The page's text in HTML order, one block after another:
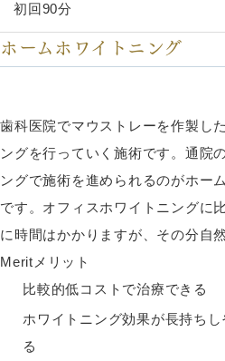
初回90分
ホームホワイトニング
歯科医院でマウストレーを作製し
ングを行っていく施術です。通院
ングで施術を進められるのがホー
です。オフィスホワイトニングに
に時間はかかりますが、その分自
Merit メリット
比較的低コストで治療できる
ホワイトニング効果が長持ち
る